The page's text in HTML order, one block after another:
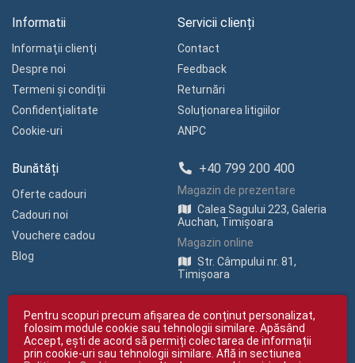
Informatii
Informaţii clienţi
Despre noi
Termeni și condiții
Confidenţialitate
Cookie-uri
Servicii clienți
Contact
Feedback
Returnări
Soluționarea litigiilor
ANPC
Bunătăți
Oferte cadouri
Cadouri noi
Vouchere cadou
Blog
+40 799 200 400
Magazin de prezentare
Calea Sagului 223, Galeria
Auchan, Timișoara
Magazin online
Str. Câmpului nr. 81,
Timișoara
Pentru scopuri precum afișarea de conținut personalizat,
folosim module cookie sau tehnologii similare. Apăsând
Accept, ești de acord să permiți colectarea de informații
prin cookie-uri sau tehnologii similare. Află in sectiunea